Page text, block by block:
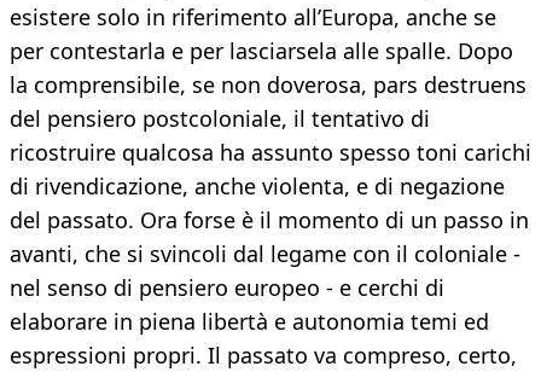
esistere solo in riferimento all’Europa, anche se
per contestarla e per lasciarsela alle spalle. Dopo
la comprensibile, se non doverosa, pars destruens
del pensiero postcoloniale, il tentativo di
ricostruire qualcosa ha assunto spesso toni carichi
di rivendicazione, anche violenta, e di negazione
del passato. Ora forse è il momento di un passo in
avanti, che si svincoli dal legame con il coloniale -
nel senso di pensiero europeo - e cerchi di
elaborare in piena libertà e autonomia temi ed
espressioni propri. Il passato va compreso, certo,